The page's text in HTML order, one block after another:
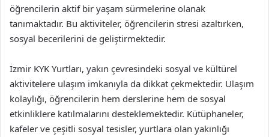
öğrencilerin aktif bir yaşam sürmelerine olanak
tanımaktadır. Bu aktiviteler, öğrencilerin stresi azaltırken,
sosyal becerilerini de geliştirmektedir.
İzmir KYK Yurtları, yakın çevresindeki sosyal ve kültürel
aktivitelere ulaşım imkanıyla da dikkat çekmektedir. Ulaşım
kolaylığı, öğrencilerin hem derslerine hem de sosyal
etkinliklere katılmalarını desteklemektedir. Kütüphaneler,
kafeler ve çeşitli sosyal tesisler, yurtlara olan yakınlığı